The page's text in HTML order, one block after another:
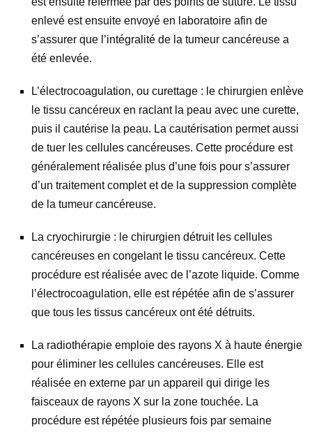
enlevé est ensuite envoyé en laboratoire afin de
s’assurer que l’intégralité de la tumeur cancéreuse a
été enlevée.
L’électrocoagulation, ou curettage : le chirurgien enlève
le tissu cancéreux en raclant la peau avec une curette,
puis il cautérise la peau. La cautérisation permet aussi
de tuer les cellules cancéreuses. Cette procédure est
généralement réalisée plus d’une fois pour s’assurer
d’un traitement complet et de la suppression complète
de la tumeur cancéreuse.
La cryochirurgie : le chirurgien détruit les cellules
cancéreuses en congelant le tissu cancéreux. Cette
procédure est réalisée avec de l’azote liquide. Comme
l’électrocoagulation, elle est répétée afin de s’assurer
que tous les tissus cancéreux ont été détruits.
La radiothérapie emploie des rayons X à haute énergie
pour éliminer les cellules cancéreuses. Elle est
réalisée en externe par un appareil qui dirige les
faisceaux de rayons X sur la zone touchée. La
procédure est répétée plusieurs fois par semaine